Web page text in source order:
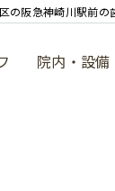
の阪急神崎川駅前
院内・設備